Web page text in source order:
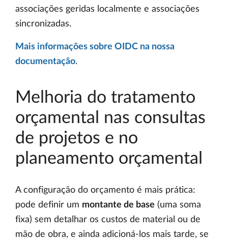
associações geridas localmente e associações
sincronizadas.
Mais informações sobre OIDC na nossa
documentação.
Melhoria do tratamento
orçamental nas consultas
de projetos e no
planeamento orçamental
A configuração do orçamento é mais prática:
pode definir um montante de base (uma soma
fixa) sem detalhar os custos de material ou de
mão de obra, e ainda adicioná-los mais tarde, se